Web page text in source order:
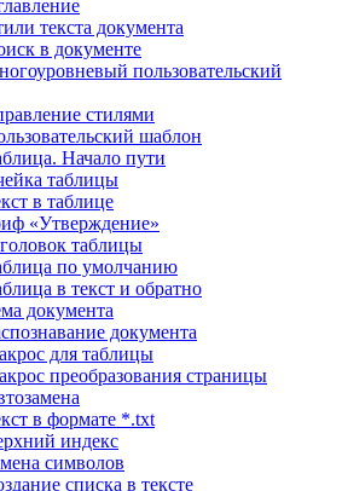
текста документа
в документе
пользовательский
стилями
шаблон
Начало пути
таблицы
в таблице
«Утверждение»
таблицы
по умолчанию
в текст и обратно
документа
документа
для таблицы
преобразования страницы
в формате *.txt
индекс
символов
списка в тексте